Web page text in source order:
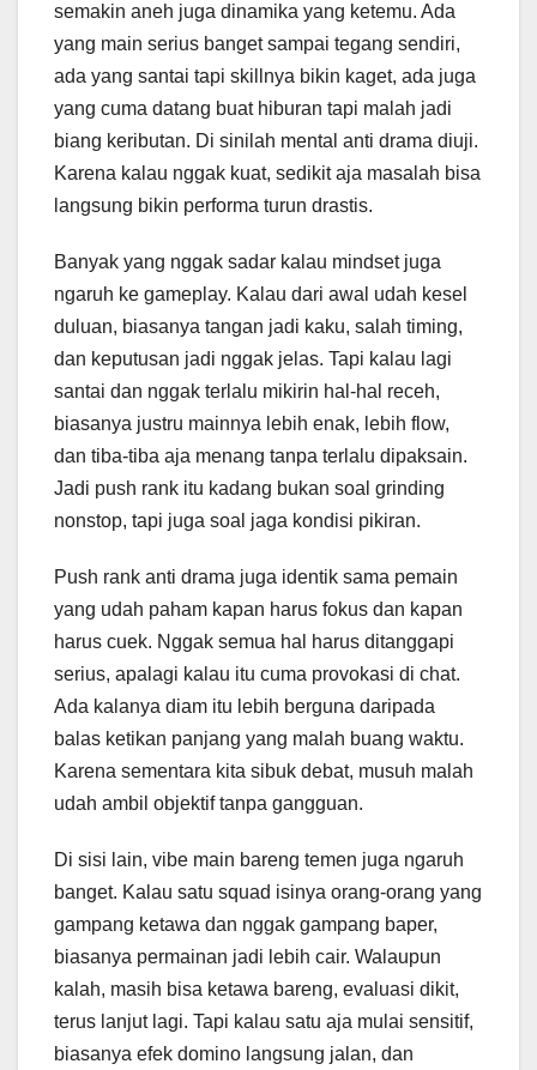
semakin aneh juga dinamika yang ketemu. Ada
yang main serius banget sampai tegang sendiri,
ada yang santai tapi skillnya bikin kaget, ada juga
yang cuma datang buat hiburan tapi malah jadi
biang keributan. Di sinilah mental anti drama diuji.
Karena kalau nggak kuat, sedikit aja masalah bisa
langsung bikin performa turun drastis.
Banyak yang nggak sadar kalau mindset juga
ngaruh ke gameplay. Kalau dari awal udah kesel
duluan, biasanya tangan jadi kaku, salah timing,
dan keputusan jadi nggak jelas. Tapi kalau lagi
santai dan nggak terlalu mikirin hal-hal receh,
biasanya justru mainnya lebih enak, lebih flow,
dan tiba-tiba aja menang tanpa terlalu dipaksain.
Jadi push rank itu kadang bukan soal grinding
nonstop, tapi juga soal jaga kondisi pikiran.
Push rank anti drama juga identik sama pemain
yang udah paham kapan harus fokus dan kapan
harus cuek. Nggak semua hal harus ditanggapi
serius, apalagi kalau itu cuma provokasi di chat.
Ada kalanya diam itu lebih berguna daripada
balas ketikan panjang yang malah buang waktu.
Karena sementara kita sibuk debat, musuh malah
udah ambil objektif tanpa gangguan.
Di sisi lain, vibe main bareng temen juga ngaruh
banget. Kalau satu squad isinya orang-orang yang
gampang ketawa dan nggak gampang baper,
biasanya permainan jadi lebih cair. Walaupun
kalah, masih bisa ketawa bareng, evaluasi dikit,
terus lanjut lagi. Tapi kalau satu aja mulai sensitif,
biasanya efek domino langsung jalan, dan